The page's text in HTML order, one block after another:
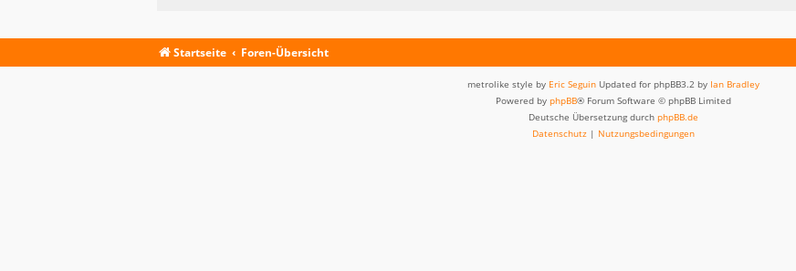
Startseite Foren-Übersicht
metrolike style by Eric Seguin Updated for phpBB3.2 by Ian Bradley
Powered by phpBB® Forum Software © phpBB Limited
Deutsche Übersetzung durch phpBB.de
Datenschutz | Nutzungsbedingungen